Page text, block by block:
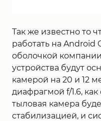
Так же известно то
работать на
оболочкой
устройства будут
камерой на 20 и 12
диафрагмой f/1.6,
тыловая камера
стабилизацией, и